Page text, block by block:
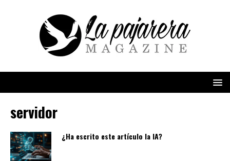
servidor
¿Ha escrito este artículo la IA?